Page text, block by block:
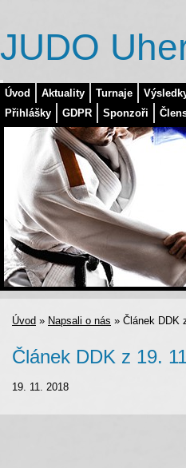
Úvod Aktuality Turnaje
Přihlášky
GDPR Sponzoři
JUDO
Úvod » Napsali o nás » Článek DDK
Článek DDK z 19.
19. 11. 2018